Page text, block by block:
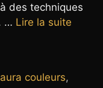
des techniques
… Lire la suite
aura couleurs,